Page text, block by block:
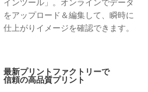
インツール」。オンラインでデータ
をアップロード＆編集して、瞬時に
仕上がりイメージを確認できます。
最新プリントファクトリーで
信頼の高品質プリント